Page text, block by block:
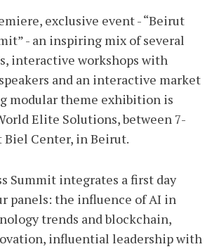
exclusive event - “Beirut
- an inspiring mix of several
interactive workshops with
and an interactive market
modular theme exhibition is
Elite Solutions, between 7-
Biel Center, in Beirut.
Summit integrates a first day
panels: the influence of AI in
trends and blockchain,
influential leadership with